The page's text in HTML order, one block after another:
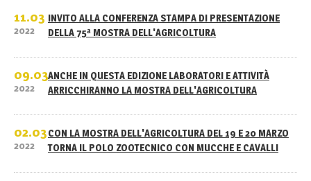
11.03
2022
INVITO ALLA CONFERENZA STAMPA DI PRESENTAZIONE
DELLA 75ª MOSTRA DELL'AGRICOLTURA
09.03
2022
ANCHE IN QUESTA EDIZIONE LABORATORI E ATTIVITÀ
ARRICCHIRANNO LA MOSTRA DELL'AGRICOLTURA
02.03
2022
CON LA MOSTRA DELL'AGRICOLTURA DEL 19 E 20 MARZO
TORNA IL POLO ZOOTECNICO CON MUCCHE E CAVALLI